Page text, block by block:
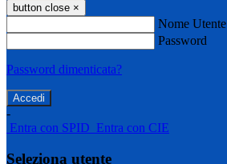
button close ×
Nome Utente
Password
Password dimenticata?
-
Entra con SPID Entra con CIE
Seleziona utente